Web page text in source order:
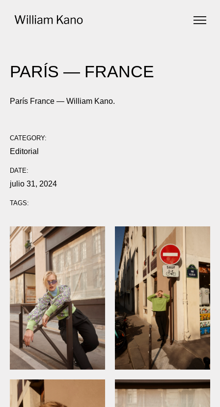
PARÍS — FRANCE
París France — William Kano.
CATEGORY:
Editorial
DATE:
julio 31, 2024
TAGS: